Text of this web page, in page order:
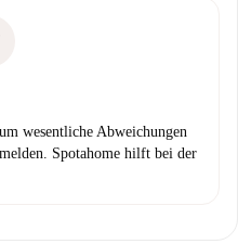
wesentliche Abweichungen
Spotahome hilft bei der